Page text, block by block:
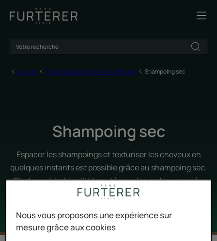
Accueil Tous les produits pour vos cheveux Shampoing sec
Shampoing sec
Espacer les shampoings et texturiser les cheveux en
quelques instants est possible grâce au shampoing sec.
C’est un véritable allié beauté pour les matins pressés.
Nous vous proposons une expérience sur
mesure grâce aux cookies